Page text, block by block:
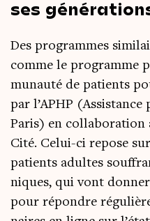
ses
Des pro­grammes
comme le pro­gramme
mu­nau­té de patients
par l’APHP
Paris) en col­la­bo­ra­tion
Cité. Celui-ci repose
patients adultes
niques, qui vont
pour répondre